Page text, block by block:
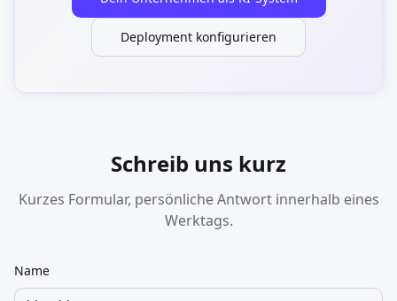
Deployment konfigurieren
Schreib uns kurz
Kurzes Formular, persönliche Antwort innerhalb eines
Werktags.
Name